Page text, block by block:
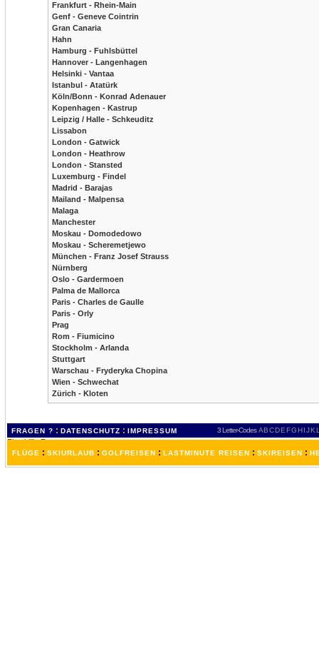
Frankfurt - Rhein-Main
Genf - Geneve Cointrin
Gran Canaria
Hahn
Hamburg - Fuhlsbüttel
Hannover - Langenhagen
Helsinki - Vantaa
Istanbul - Atatürk
Köln/Bonn - Konrad Adenauer
Kopenhagen - Kastrup
Leipzig / Halle - Schkeuditz
Lissabon
London - Gatwick
London - Heathrow
London - Stansted
Luxemburg - Findel
Madrid - Barajas
Mailand - Malpensa
Malaga
Manchester
Moskau - Domodedowo
Moskau - Scheremetjewo
München - Franz Josef Strauss
Nürnberg
Oslo - Gardermoen
Palma de Mallorca
Paris - Charles de Gaulle
Paris - Orly
Prag
Rom - Fiumicino
Stockholm - Arlanda
Stuttgart
Warschau - Fryderyka Chopina
Wien - Schwechat
Zürich - Kloten
FRAGEN ? : DATENSCHUTZ : IMPRESSUM 3 Letter-Codes ABCDEFGH IJKL
FLÜGE : SKIURLAUB : GOLFREISEN : LASTMINUTE REISEN : SKIREISEN :